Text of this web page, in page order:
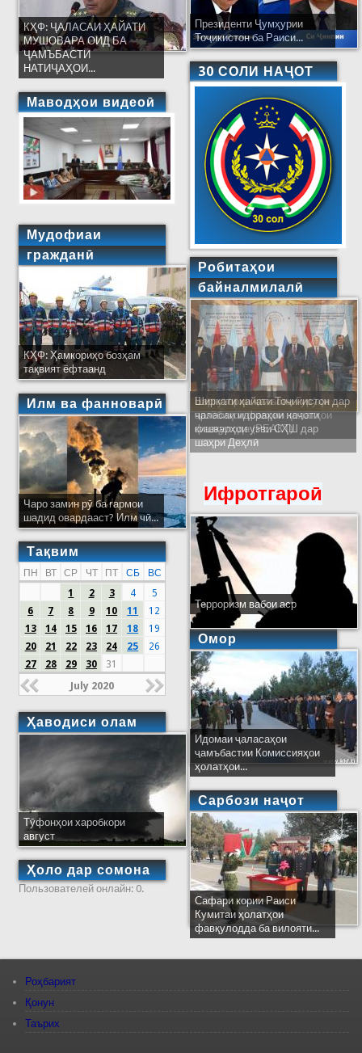
КҲФ: ҶАЛАСАИ ҲАЙАТИ
МУШОВАРА ОИД БА
ҶАМЪБАСТИ
НАТИҶАҲОИ...
Маводҳои видеоӣ
Мудофиаи
гражданӣ
КҲФ: Ҳамкориҳо бозҳам
тақвият ёфтаанд
Илм ва фанноварӣ
Чаро замин рӯ ба гармои
шадид овардааст? Илм чӣ...
Тақвим
ПН ВТ СР ЧТ ПТ СБ
ВС
1
2 3 4
5
6
7 8 9 10 11
12
13
14 15 16 17 18
19
20
21 22 23 24 25
26
27
28 29 30 31
July 2020
Ҳаводиси олам
Тӯфонҳои харобкори
август
Ҳоло дар сомона
Пользователей онлайн: 0.
Президенти Ҷумҳурии
Тоҷикистон ба Раиси...
30 СОЛИ НАҶОТ
Робитаҳои
байналмилалӣ
Ширкати ҳайати Тоҷикистон дар
ҷаласаи идораҳои наҷоти
кишварҳои узви СҲШ дар
шаҳри Деҳлӣ
Ифротгароӣ
Терроризм вабои аср
Омор
Идомаи ҷаласаҳои
ҷамъбастии Комиссияҳои
ҳолатҳои...
Сарбози наҷот
Сафари кории Раиси
Кумитаи ҳолатҳои
фавқулодда ба вилояти...
Роҳбарият
Қонун
Таърих